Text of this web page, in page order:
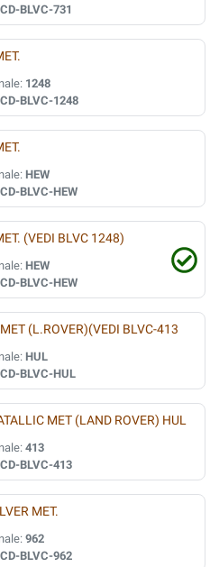
BLVC-731
1248
BLVC-1248
HEW
BLVC-HEW
(VEDI BLVC 1248)
HEW
BLVC-HEW
(L.ROVER)(VEDI BLVC-413
HUL
BLVC-HUL
MET (LAND ROVER) HUL
413
BLVC-413
MET.
962
BLVC-962